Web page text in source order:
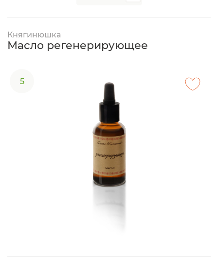
Княгинюшка
Масло регенерирующее
5